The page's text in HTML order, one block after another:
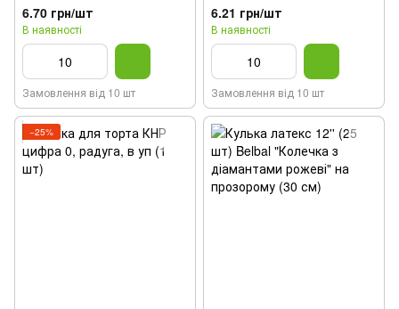
6.70 грн/шт
В наявності
Замовлення від 10 шт
6.21 грн/шт
В наявності
Замовлення від 10 шт
−25%